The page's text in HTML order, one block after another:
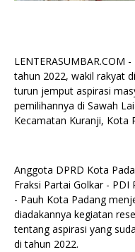
LENTERASUMBAR.COM
tahun 2022, wakil rakyat
turun jemput aspirasi
pemilihannya di Sawah
Kecamatan Kuranji, Kota
Anggota DPRD Kota
Fraksi Partai Golkar -
- Pauh Kota Padang
diadakannya kegiatan
tentang aspirasi yang
di tahun 2022.